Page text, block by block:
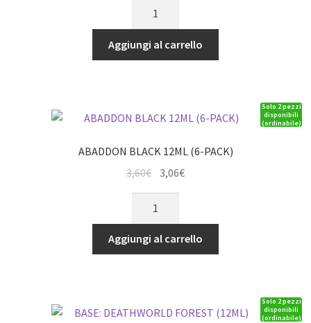
originale
era:
3,60€.
è:
3,06€.
quantità
Aggiungi al carrello
Solo 2 pezzi
disponibili
(ordinabile)
ABADDON BLACK 12ML (6-PACK)
3,60€
originale
era:
3,60€.
3,06€Il
è:
3,06€.
12ML
(6-
Aggiungi al carrello
Solo 2 pezzi
disponibili
(ordinabile)